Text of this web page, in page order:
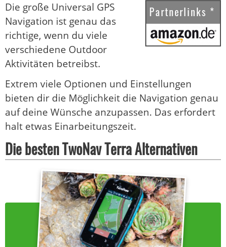
Partnerlinks *
Die große Universal GPS
Navigation ist genau das
richtige, wenn du viele
verschiedene Outdoor
Aktivitäten betreibst.
Extrem viele Optionen und Einstellungen
bieten dir die Möglichkeit die Navigation genau
auf deine Wünsche anzupassen. Das erfordert
halt etwas Einarbeitungszeit.
Die besten TwoNav Terra Alternativen